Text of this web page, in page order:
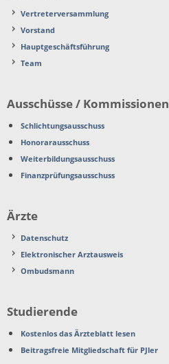
Vertreterversammlung
Vorstand
Hauptgeschäftsführung
Team
Ausschüsse / Kommissionen
Schlichtungsausschuss
Honorarausschuss
Weiterbildungsausschuss
Finanzprüfungsausschuss
Ärzte
Datenschutz
Elektronischer Arztausweis
Ombudsmann
Studierende
Kostenlos das Ärzteblatt lesen
Beitragsfreie Mitgliedschaft für PJler